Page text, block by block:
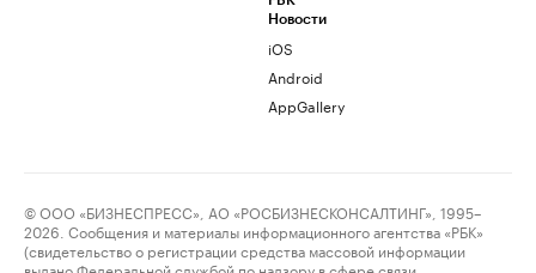
Новости
iOS
Android
AppGallery
© ООО «БИЗНЕСПРЕСС», АО «РОСБИЗНЕСКОНСАЛТИНГ», 1995–
2026. Сообщения и материалы информационного агентства «РБК»
(свидетельство о регистрации средства массовой информации